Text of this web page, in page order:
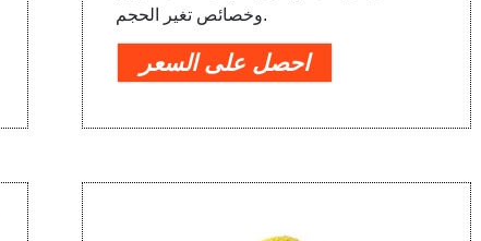
وخصائص تغير الحجم.
احصل على السعر